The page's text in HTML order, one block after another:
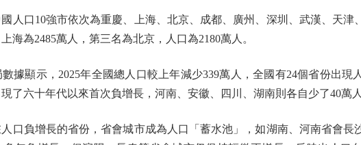
口10強市依次為重慶、上海、北京、成都、廣州、深圳、武漢、天津
海為2485萬人，第三名為北京，人口為2180萬人。
顯示，2025年全國總人口較上年減少339萬人，全國有24個省份出現
了六十年代以來首次負增長，河南、安徽、四川、湖南則各自少了40萬人
負增長的省份，省會城市成為人口「蓄水池」，如湖南、河南省會長